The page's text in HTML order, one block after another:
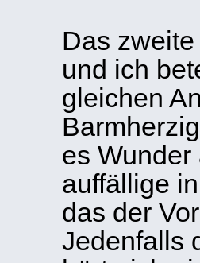
Das
und ich
gleichen
es
auffällige
das der
Jedenfalls